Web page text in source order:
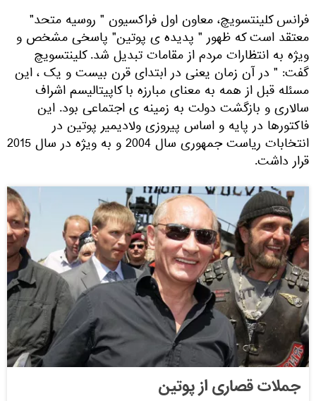
فرانس کلینتسویچ، معاون اول فراکسیون " روسیه متحد"
معتقد است که ظهور " پدیده ی پوتین" پاسخی مشخص و
ویژه به انتظارات مردم از مقامات تبدیل شد. کلینتسویچ
گفت: " در آن زمان یعنی در ابتدای قرن بیست و یک ، این
مسئله قبل از همه به معنای مبارزه با کاپیتالیسم اشراف
سالاری و بازگشت دولت به زمینه ی اجتماعی بود. این
فاکتورها در پایه و اساس پیروزی ولادیمیر پوتین در
انتخابات ریاست جمهوری سال 2004 و به ویژه در سال 2015
قرار داشت.
جملات قصاری از پوتین